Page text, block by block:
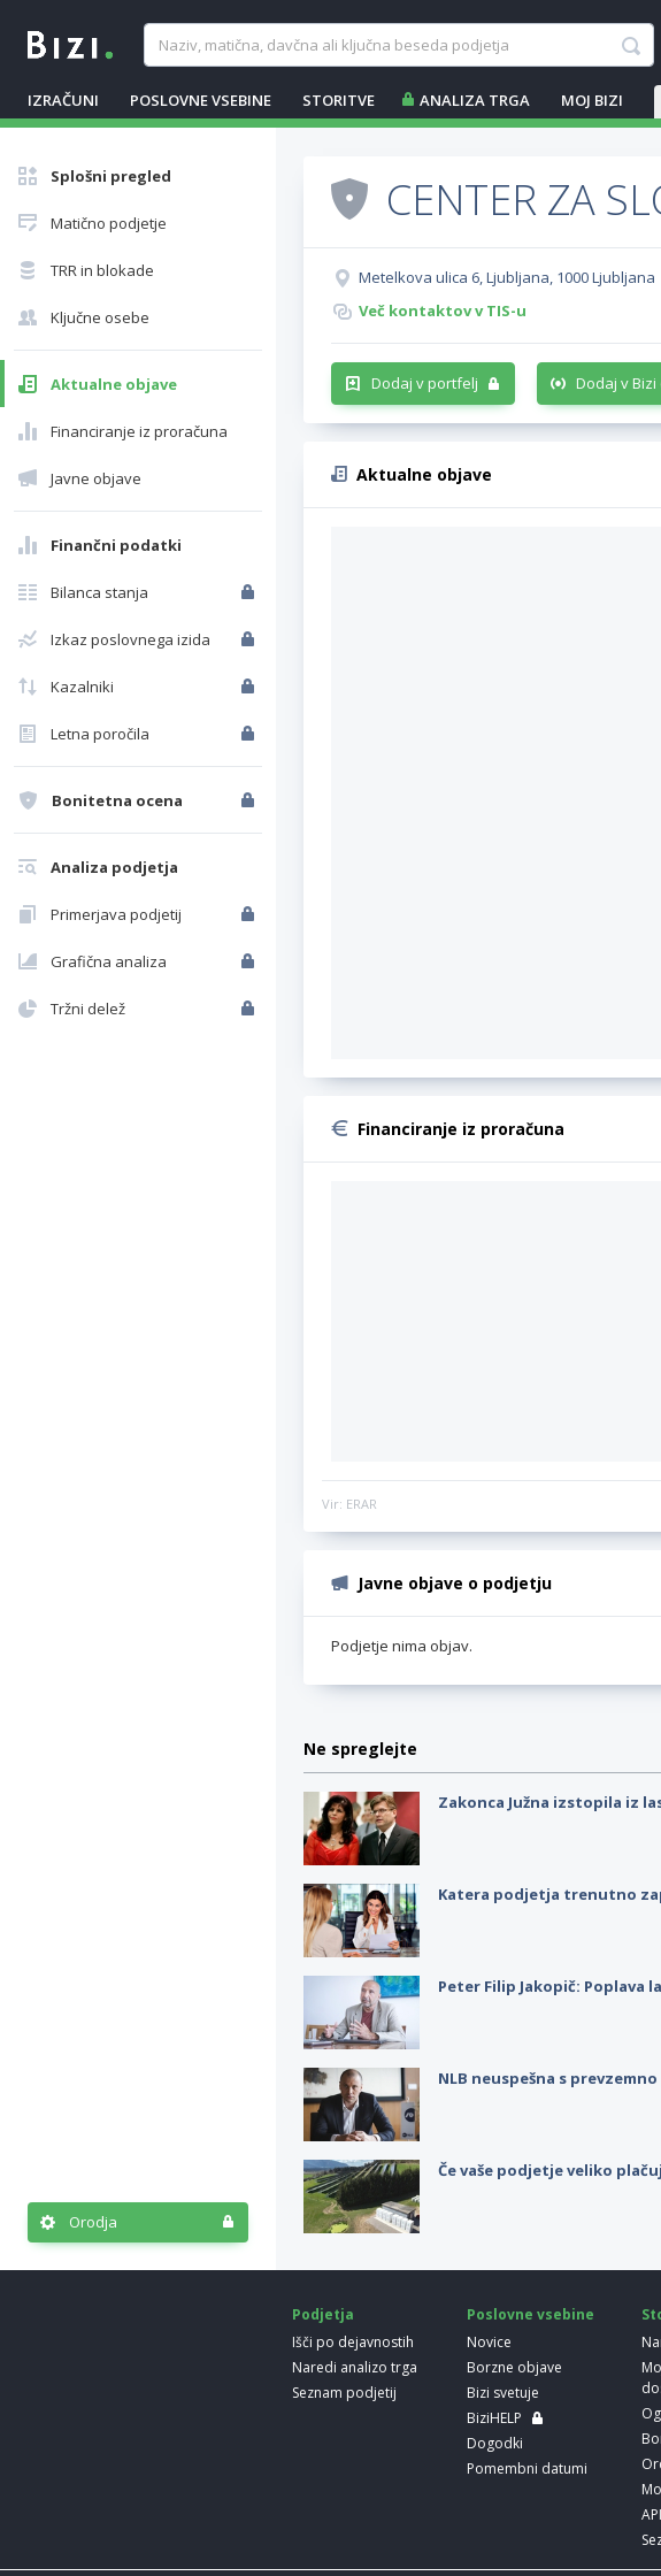
IZRAČUNI POSLOVNE VSEBINE STORITVE ANALIZA TRGA MOJ BIZI
Splošni pregled
Matično podjetje
TRR in blokade
Ključne osebe
Aktualne objave
Financiranje iz proračuna
Javne objave
Finančni podatki
Bilanca stanja
Izkaz poslovnega izida
Kazalniki
Letna poročila
Bonitetna ocena
Analiza podjetja
Primerjava podjetij
Grafična analiza
Tržni delež
Orodja
CENTER ZA
Metelkova ulica 6, Ljubljana, 1000 Ljubljana
Več kontaktov v TIS-u
Dodaj v portfelj Dodaj v
Aktualne objave
Financiranje iz proračuna
Vir: ERAR
Javne objave o podjetju
Podjetje nima objav.
Ne spreglejte
Zakonca Južna izstopila iz
Katera podjetja trenutno
Peter Filip Jakopič:
NLB neuspešna s
Če vaše podjetje veliko
Podjetja
Išči po dejavnostih
Naredi analizo trga
Seznam podjetij
Poslovne vsebine
Novice
Borzne objave
Bizi svetuje
BiziHELP
Dogodki
Pomembni datumi